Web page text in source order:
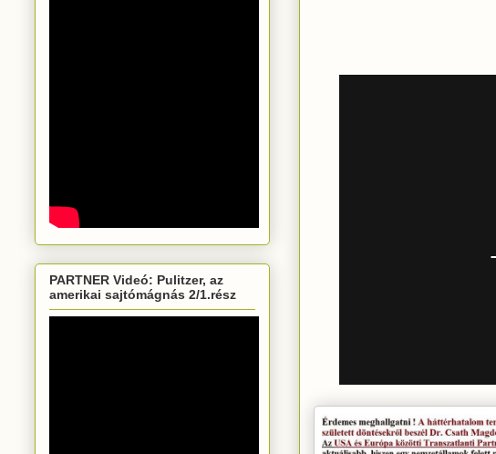
PARTNER Videó: Pulitzer, az
amerikai sajtómágnás 2/1.rész